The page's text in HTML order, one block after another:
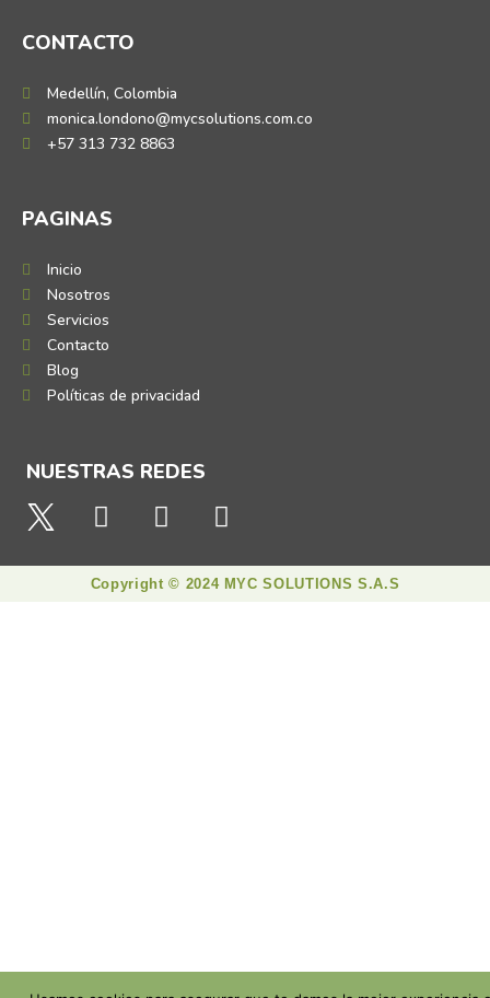
CONTACTO
Medellín, Colombia
monica.londono@mycsolutions.com.co
+57 313 732 8863
PAGINAS
Inicio
Nosotros
Servicios
Contacto
Blog
Políticas de privacidad
NUESTRAS REDES
Copyright © 2024 MYC SOLUTIONS S.A.S